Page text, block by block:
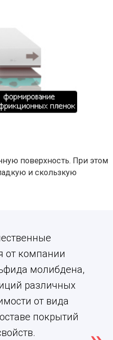
поверхность. При этом
и скользкую
от компании
молибдена,
различных
от вида
покрытий